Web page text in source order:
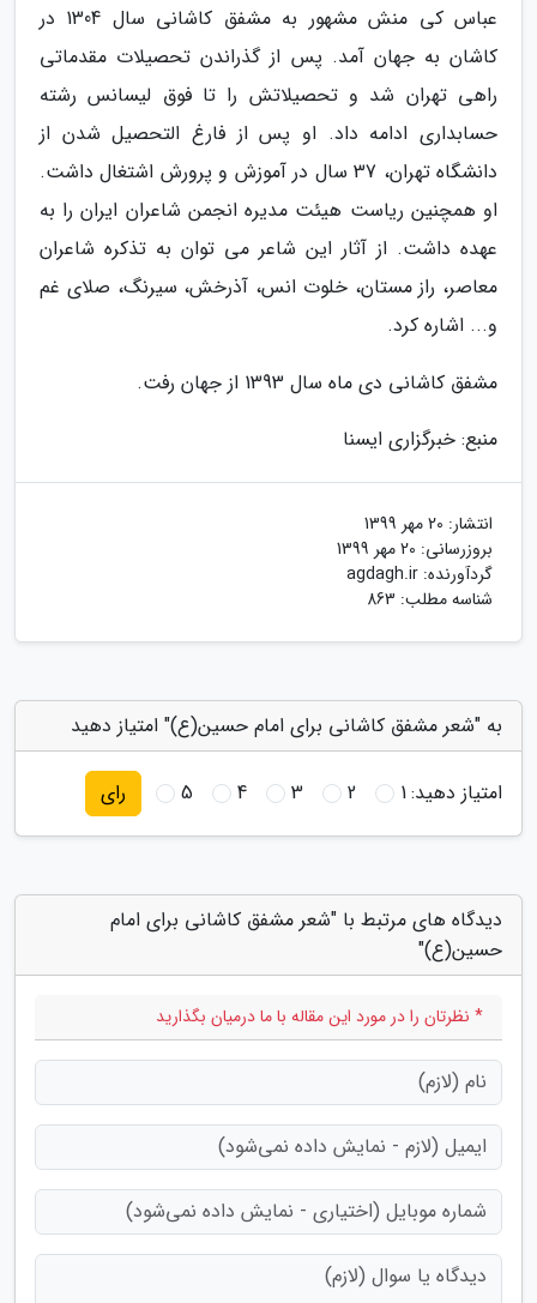
عباس کی منش مشهور به مشفق کاشانی سال 1304 در
کاشان به جهان آمد. پس از گذراندن تحصیلات مقدماتی
راهی تهران شد و تحصیلاتش را تا فوق لیسانس رشته
حسابداری ادامه داد. او پس از فارغ التحصیل شدن از
دانشگاه تهران، 37 سال در آموزش و پرورش اشتغال داشت.
او همچنین ریاست هیئت مدیره انجمن شاعران ایران را به
عهده داشت. از آثار این شاعر می توان به تذکره شاعران
معاصر، راز مستان، خلوت انس، آذرخش، سیرنگ، صلای غم
و... اشاره کرد.
مشفق کاشانی دی ماه سال 1393 از جهان رفت.
منبع: خبرگزاری ایسنا
انتشار: 20 مهر 1399
بروزرسانی: 20 مهر 1399
گردآورنده: agdagh.ir
شناسه مطلب: 863
به "شعر مشفق کاشانی برای امام حسین(ع)" امتیاز دهید
امتیاز دهید:1
2
3
4
5 رای
دیدگاه های مرتبط با "شعر مشفق کاشانی برای امام
حسین(ع)"
* نظرتان را در مورد این مقاله با ما درمیان بگذارید